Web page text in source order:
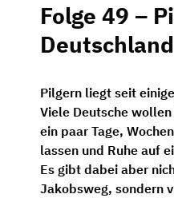
Folge 49 –
Deutschland
Pilgern liegt seit
Viele Deutsche
ein paar Tage,
lassen und Ruhe auf
Es gibt dabei aber
Jakobsweg, sondern